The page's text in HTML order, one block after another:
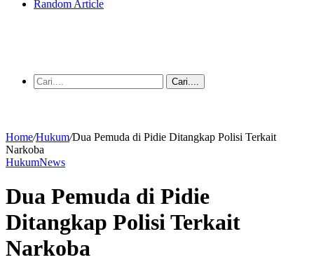
Random Article
Cari....
Home/Hukum/Dua Pemuda di Pidie Ditangkap Polisi Terkait
Narkoba
HukumNews
Dua Pemuda di Pidie
Ditangkap Polisi Terkait
Narkoba